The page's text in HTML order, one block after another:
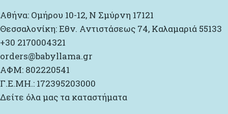
Αθήνα: Ομήρου 10-12, Ν Σμύρνη 17121
Θεσσαλονίκη: Εθν. Αντιστάσεως 74, Καλαμαριά 55133
+30 2170004321
orders@babyllama.gr
ΑΦΜ: 802220541
Γ.Ε.ΜΗ.: 172395203000
Δείτε όλα μας τα καταστήματα